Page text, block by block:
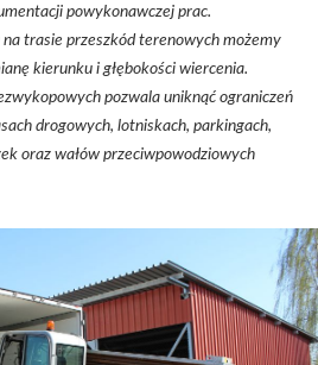
powykonawczej prac.
trasie przeszkód terenowych możemy
kierunku i głębokości wiercenia.
pozwala uniknąć ograniczeń
drogowych, lotniskach, parkingach,
oraz wałów przeciwpowodziowych